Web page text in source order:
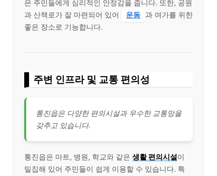
은 주민들에게 심리적인 안정감을 줍니다. 또한, 공원
과 산책로가 잘 마련되어 있어
운동 과 여가를 위한
좋은 장소로 기능합니다.
주변 인프라 및 교통 편의성
통진읍은 다양한 편의시설과 우수한 교통망을
갖추고 있습니다.
통진읍은 마트, 병원, 학교와 같은 생활 편의시설이
밀집해 있어 주민들이 쉽게 이용할 수 있습니다. 특